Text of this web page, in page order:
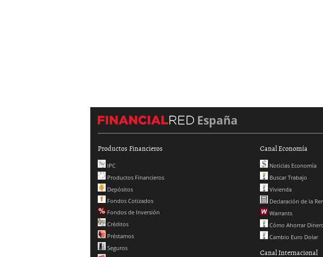
España
Productos Financieros
IPC
Productos Financieros
Depósitos
Fondos Cotizados
Fondos de Inversión
Créditos
Préstamos
Seguros
Canal Economía
Noticias Economía
Buscar Trabajo
Vivienda
Declaración de la
Warrants
Cómo Ahorrar
Cambio Euro Dolar
Canal Internacional